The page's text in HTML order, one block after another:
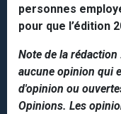
personnes
pour que l’édition
Note de la
aucune opinion qui
d'opinion ou
Opinions. Les